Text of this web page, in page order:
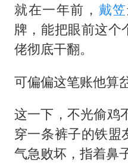
就在一年前， 戴笠
牌，能把眼前这个
佬彻底干翻。
可偏偏这笔账他算
这一下，不光偷鸡
穿一条裤子的铁盟
气急败坏，指着鼻